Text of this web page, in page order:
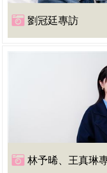
劉冠廷專訪
林予晞、王真琳